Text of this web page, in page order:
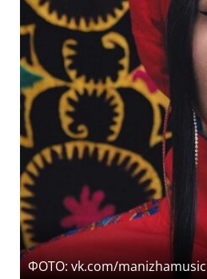
ФОТО: vk.com/manizhamusic